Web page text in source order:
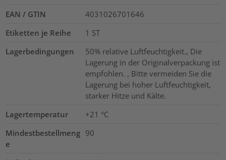
EAN / GTIN
4031026701646
Etiketten je Reihe
1 ST
Lagerbedingungen
50% relative Luftfeuchtigkeit., Die
Lagerung in der Originalverpackung ist
empfohlen. , Bitte vermeiden Sie die
Lagerung bei hoher Luftfeuchtigkeit,
starker Hitze und Kälte.
Lagertemperatur
+21 °C
Mindestbestellmeng
e
90